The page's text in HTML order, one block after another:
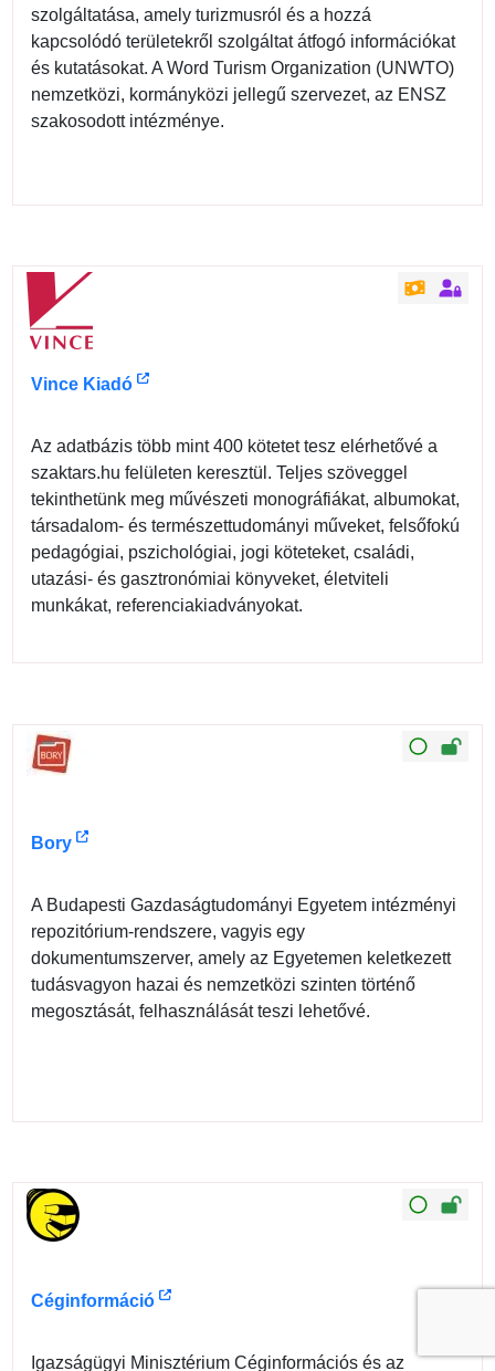
szolgáltatása, amely turizmusról és a hozzá
kapcsolódó területekről szolgáltat átfogó információkat
és kutatásokat. A Word Turism Organization (UNWTO)
nemzetközi, kormányközi jellegű szervezet, az ENSZ
szakosodott intézménye.
Vince Kiadó
Az adatbázis több mint 400 kötetet tesz elérhetővé a
szaktars.hu felületen keresztül. Teljes szöveggel
tekinthetünk meg művészeti monográfiákat, albumokat,
társadalom- és természettudományi műveket, felsőfokú
pedagógiai, pszichológiai, jogi köteteket, családi,
utazási- és gasztronómiai könyveket, életviteli
munkákat, referenciakiadványokat.
Bory
A Budapesti Gazdaságtudományi Egyetem intézményi
repozitórium-rendszere, vagyis egy
dokumentumszerver, amely az Egyetemen keletkezett
tudásvagyon hazai és nemzetközi szinten történő
megosztását, felhasználását teszi lehetővé.
Céginformáció
Igazságügyi Minisztérium Céginformációs és az